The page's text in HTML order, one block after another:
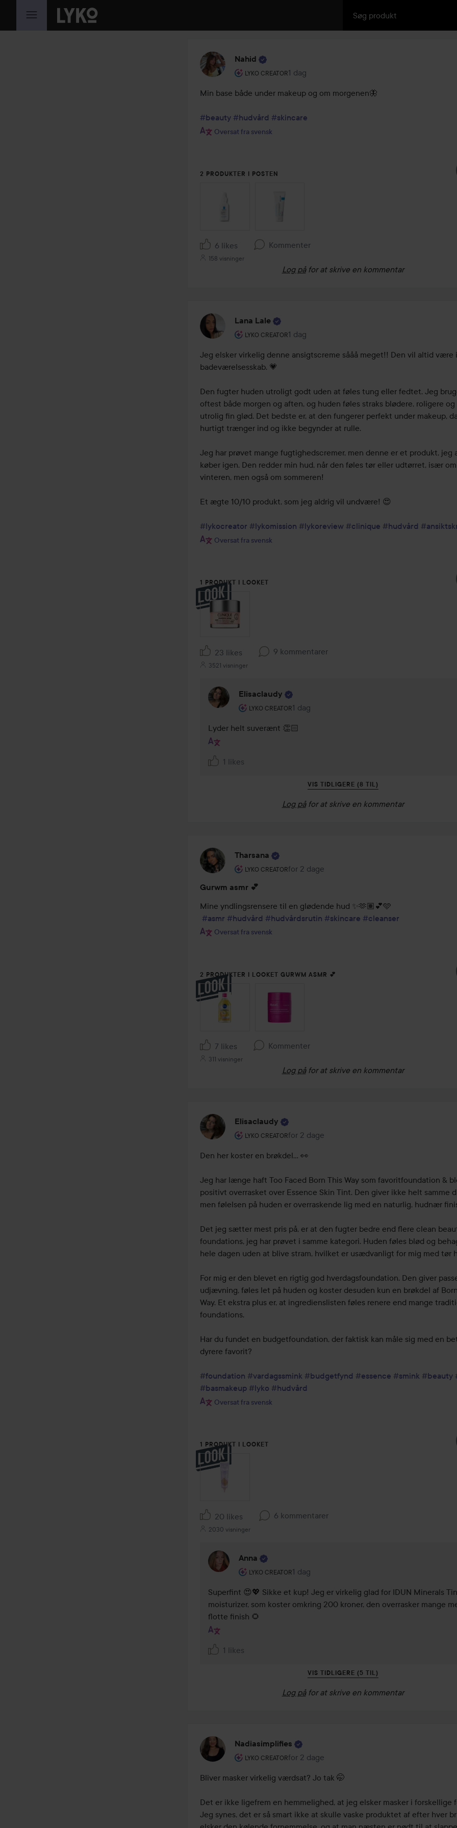
GÅ TIL INDHOLD
Nahid
LYKO CREATOR
Brugerens rolle: Lyko Creator.
1 dag
Posten blev oprettet 1 dag
Min base både under makeup og om morgenen🦋
#beauty #hudvård #skincare
Oversat fra svensk
2 PRODUKTER I POSTEN
SPRING OVER SEKTIONEN
6 likes Kommenter
158 visninger
Log på for at skrive en kommentar
Lana Lale
LYKO CREATOR
Brugerens rolle: Lyko Creator.
1 dag
Posten blev oprettet 1 dag
Jeg elsker virkelig denne ansigtscreme sååå meget!! Den vil altid være
badeværelsesskab. 💗
Den fugter huden utroligt godt uden at føles tung eller fedtet. Jeg
oftest både morgen og aften, og huden føles straks blødere, roligere og
utrolig fin glød. Det bedste er, at den fungerer perfekt under makeup,
hurtigt trænger ind og ikke begynder at rulle.
Jeg har prøvet mange fugtighedscremer, men denne er et produkt, jeg
køber igen. Den redder min hud, når den føles tør eller udtørret, især om
vinteren, men også om sommeren!
Et ægte 10/10 produkt, som jeg aldrig vil undvære! 😍
#lykocreator #lykomission #lykoreview #clinique #hudvård
Oversat fra svensk
1 PRODUKT I LOOKET
23 likes 9 kommentarer
3521 visninger
Elisaclaudy
LYKO CREATOR
Brugerens rolle: Lyko Creator.
1 dag
Kommentaren lades 1 dag
Lyder helt suverænt 👏🏻
1 likes
VIS TIDLIGERE (8 TIL)
Log på for at skrive en kommentar
Tharsana
LYKO CREATOR
Brugerens rolle: Lyko Creator.
for 2 dage
Posten blev oprettet for 2 dage
Gurwm asmr 💕
Mine yndlingsrensere til en glødende hud ✨🫶🏽💕🩵
#asmr #hudvård #hudvårdsrutin #skincare #cleanser
Oversat fra svensk
2 PRODUKTER I LOOKET GURWM ASMR 💕
SPRING OVER SEKTIONEN
7 likes Kommenter
311 visninger
Log på for at skrive en kommentar
Elisaclaudy
LYKO CREATOR
Brugerens rolle: Lyko Creator.
for 2 dage
Posten blev oprettet for 2 dage
Den her koster en brøkdel… 👀
Jeg har længe haft Too Faced Born This Way som favoritfoundation &
positivt overrasket over Essence Skin Tint. Den giver ikke helt samme
men følelsen på huden er overraskende lig med en naturlig, hudnær
Det jeg sætter mest pris på, er at den fugter bedre end flere clean
foundations, jeg har prøvet i samme kategori. Huden føles blød og
hele dagen uden at blive stram, hvilket er usædvanligt for mig med tør
For mig er den blevet en rigtig god hverdagsfoundation. Den giver
udjævning, føles let på huden og koster desuden kun en brøkdel af
Way. Et ekstra plus er, at ingredienslisten føles renere end mange
foundations.
Har du fundet en budgetfoundation, der faktisk kan måle sig med en
dyrere favorit?
#foundation #vardagssmink #budgetfynd #essence #smink #beauty
#basmakeup #lyko #hudvård
Oversat fra svensk
1 PRODUKT I LOOKET
20 likes 6 kommentarer
2030 visninger
Anna
LYKO CREATOR
Brugerens rolle: Lyko Creator.
1 dag
Kommentaren lades 1 dag
Superfint 😍💖 Sikke et kup! Jeg er virkelig glad for IDUN Minerals
moisturizer, som koster omkring 200 kroner, den overrasker mange
flotte finish 🌻
1 likes
VIS TIDLIGERE (5 TIL)
Log på for at skrive en kommentar
Nadiasimplifies
LYKO CREATOR
Brugerens rolle: Lyko Creator.
for 2 dage
Posten blev oprettet for 2 dage
Bliver masker virkelig værdsat? Jo tak 🤭
Det er ikke ligefrem en hemmelighed, at jeg elsker masker i forskellige
Jeg synes, det er så smart ikke at skulle vaske produktet af efter hver